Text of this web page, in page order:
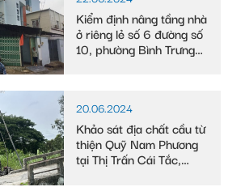
Kiểm định nâng tầng nhà
ở riêng lẻ số 6 đường số
10, phường Bình Trưng
20.06.2024
Khảo sát địa chất cầu từ
thiện Quỹ Nam Phương
tại Thị Trấn Cái Tắc,